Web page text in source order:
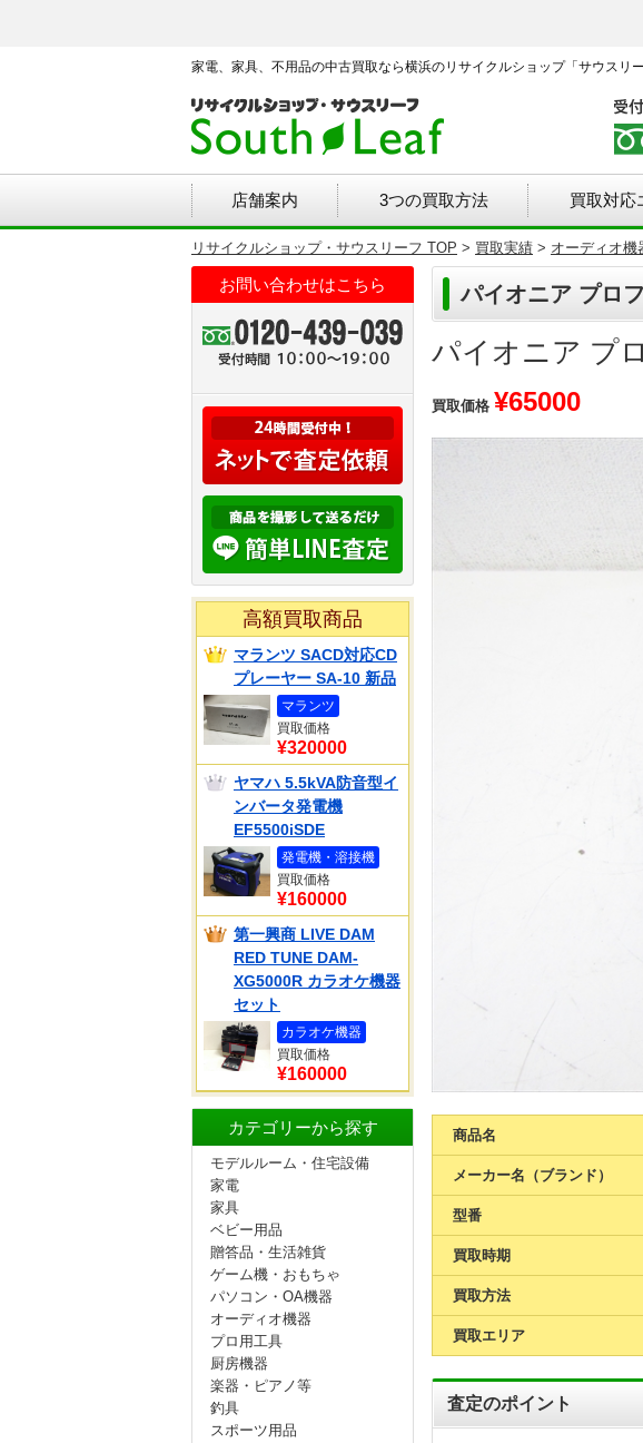
家電、家具、不用品の中古買取なら横浜のリサイクルショップ「サウスリ
店舗案内 3つの買取方法 買取対応
リサイクルショップ・サウスリーフ TOP > 買取実績 > オーディオ機
パイオニア プロ
パイオニア プ
買取価格 ¥65000
商品名
メーカー名（ブランド）
型番
買取時期
買取方法
買取エリア
査定のポイント
お問い合わせはこちら
高額買取商品
マランツ SACD対応CD
プレーヤー SA-10 新品
マランツ
買取価格
¥320000
ヤマハ 5.5kVA防音型イ
ンバータ発電機
EF5500iSDE
発電機・溶接機
買取価格
¥160000
第一興商 LIVE DAM
RED TUNE DAM-
XG5000R カラオケ機器
セット
カラオケ機器
買取価格
¥160000
カテゴリーから探す
モデルルーム・住宅設備
家電
家具
ベビー用品
贈答品・生活雑貨
ゲーム機・おもちゃ
パソコン・OA機器
オーディオ機器
プロ用工具
厨房機器
楽器・ピアノ等
釣具
スポーツ用品